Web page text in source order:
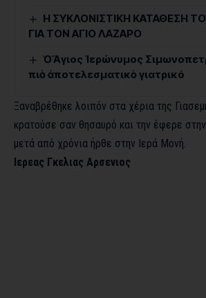
Η ΣΥΚΛΟΝΙΣΤΙΚΗ ΚΑΤΑΘΕΣΗ
ΓΙΑ ΤΟΝ ΑΓΙΟ ΛΑΖΑΡΟ
Ὁ Ἅγιος Ἱερώνυμος
πιὸ ἀποτελεσματικὸ γιατρικό
Ξαναβρέθηκε λοιπόν στα χέρια της
κρατούσε σαν θησαυρό και την έφερε
μετά από χρόνια ήρθε στην Ιερά Μονή.
Ιερεας Γκελιας Αρσενιος